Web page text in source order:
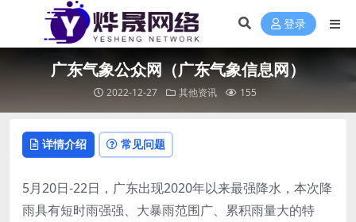
登录
广东气象公众网（广东气象信息网）
2022-12-27 其他资讯 155
详情介绍 常见问题
5月20日-22日，广东出现2020年以来最强降水，本次降
雨具有短时雨强强、大暴雨范围广、累积雨量大的特